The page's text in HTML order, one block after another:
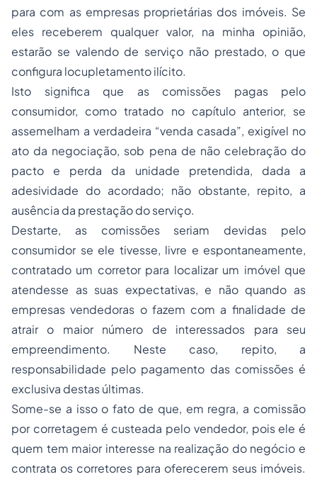
para com as empresas proprietárias dos imóveis. Se
eles receberem qualquer valor, na minha opinião,
estarão se valendo de serviço não prestado, o que
configura locupletamento ilícito.
Isto significa que as comissões pagas pelo
consumidor, como tratado no capítulo anterior, se
assemelham a verdadeira “venda casada”, exigível no
ato da negociação, sob pena de não celebração do
pacto e perda da unidade pretendida, dada a
adesividade do acordado; não obstante, repito, a
ausência da prestação do serviço.
Destarte, as comissões seriam devidas pelo
consumidor se ele tivesse, livre e espontaneamente,
contratado um corretor para localizar um imóvel que
atendesse as suas expectativas, e não quando as
empresas vendedoras o fazem com a finalidade de
atrair o maior número de interessados para seu
empreendimento. Neste caso, repito, a
responsabilidade pelo pagamento das comissões é
exclusiva destas últimas.
Some-se a isso o fato de que, em regra, a comissão
por corretagem é custeada pelo vendedor, pois ele é
quem tem maior interesse na realização do negócio e
contrata os corretores para oferecerem seus imóveis.